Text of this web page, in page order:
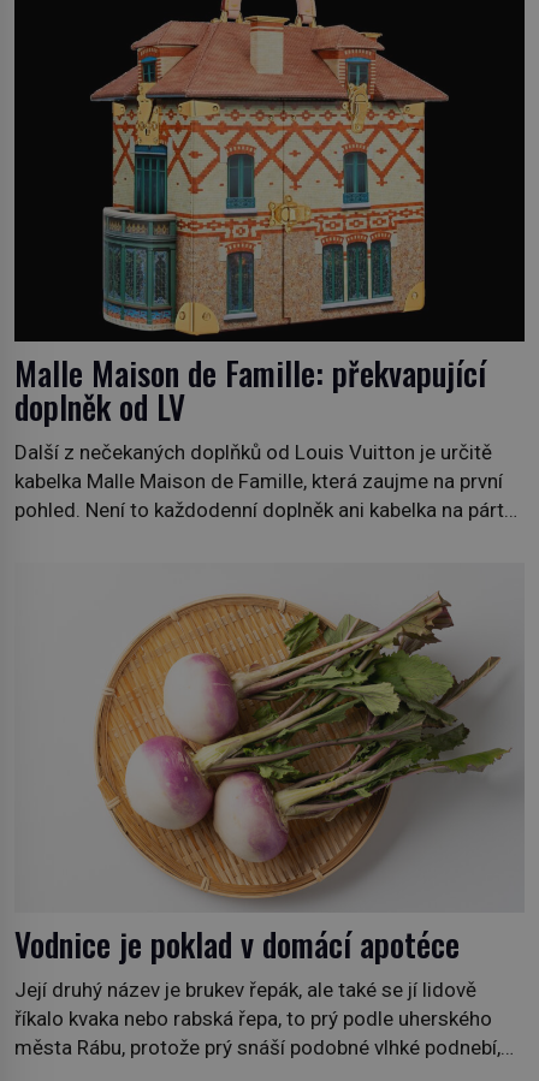
domovinou je prakticky celá Austrálie s výjimkou
pobřežní oblasti. […]
Malle Maison de Famille: překvapující
doplněk od LV
Další z nečekaných doplňků od Louis Vuitton je určitě
kabelka Malle Maison de Famille, která zaujme na první
pohled. Není to každodenní doplněk ani kabelka na párty,
adrese 18 Rue Louis Vuitton, které bylo postaveno v
roce 1869. […]
Vodnice je poklad v domácí apotéce
Její druhý název je brukev řepák, ale také se jí lidově
říkalo kvaka nebo rabská řepa, to prý podle uherského
města Rábu, protože prý snáší podobné vlhké podnebí,